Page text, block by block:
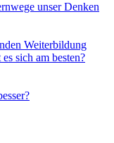
unser Denken
Weiterbildung
sich am besten?